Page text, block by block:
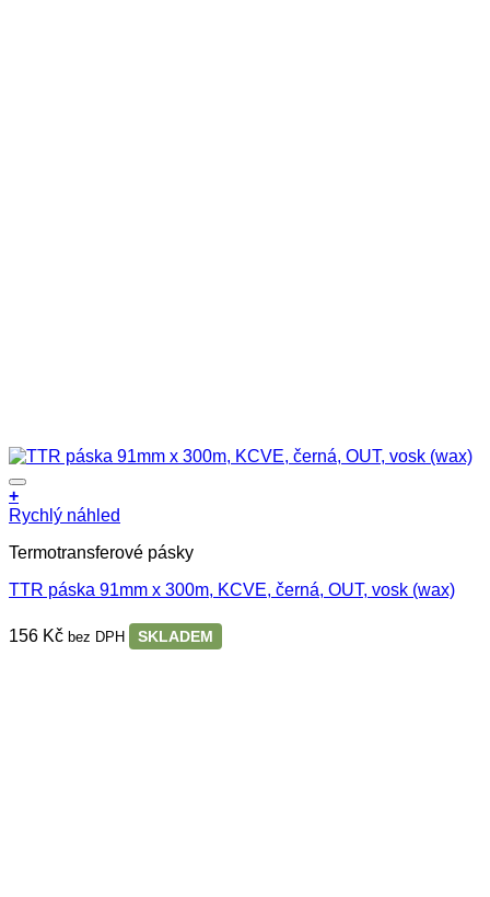
+
Rychlý náhled
Termotransferové pásky
TTR páska 91mm x 300m, KCVE, černá, OUT, vosk (wax)
156 Kč bez DPH SKLADEM